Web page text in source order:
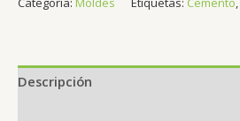
Descripción